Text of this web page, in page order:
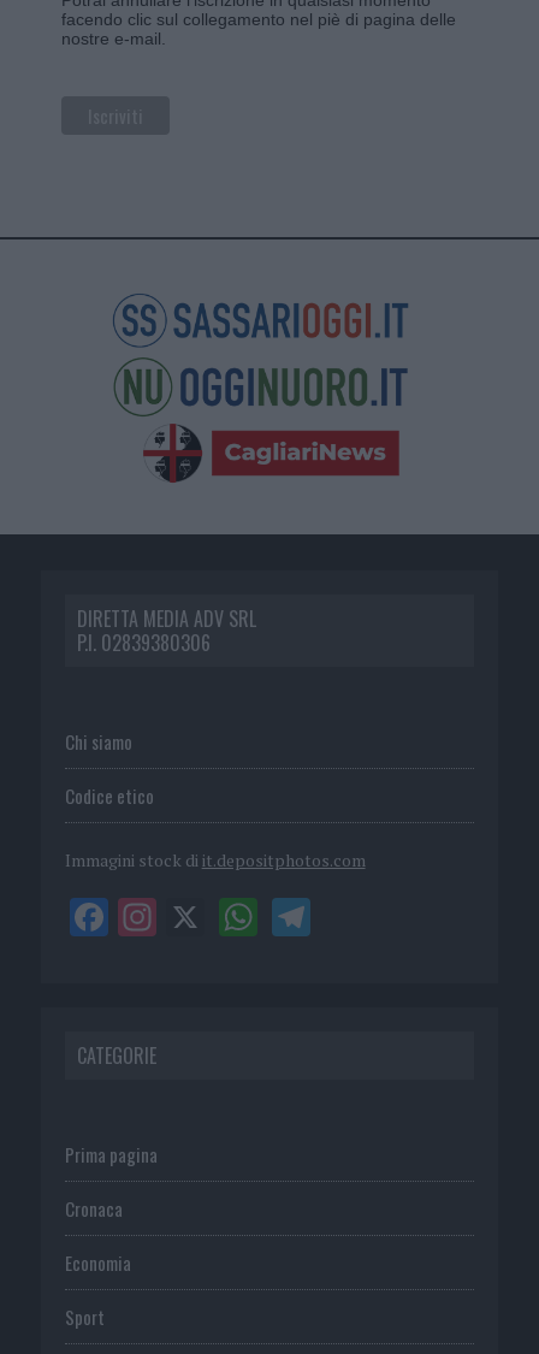
facendo clic sul collegamento nel piè di pagina delle
nostre e-mail.
DIRETTA MEDIA ADV SRL
P.I. 02839380306
Chi siamo
Codice etico
Immagini stock di it.depositphotos.com
CATEGORIE
Prima pagina
Cronaca
Economia
Sport